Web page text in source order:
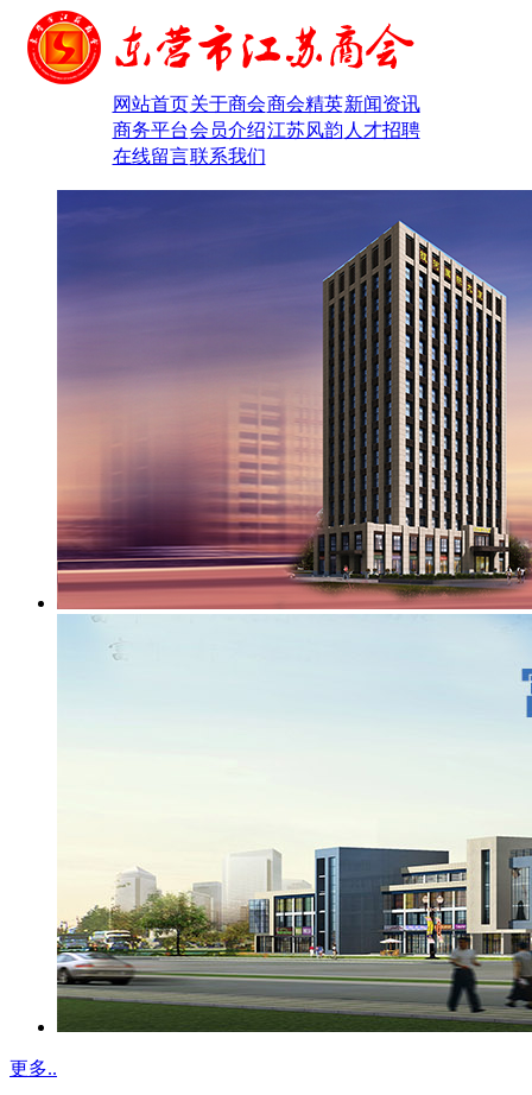
网站首页关于商会商会精英新闻资讯
商务平台会员介绍江苏风韵 人才招聘
在线留言联系我们
更多..